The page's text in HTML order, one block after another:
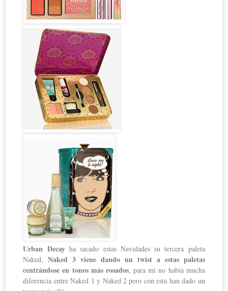
Urban Decayha sacado estas Navidades su tercera paleta
Naked, Naked 3 viene dando un twist a estas paletas
centrándose en tonos más rosados, para mi no había mucha
diferencia entre Naked 1 y Naked 2 pero con esta han dado un